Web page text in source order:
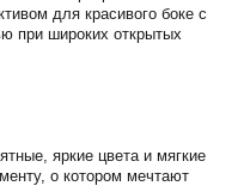
для красивого боке с
при широких открытых
яркие цвета и мягкие
о котором мечтают